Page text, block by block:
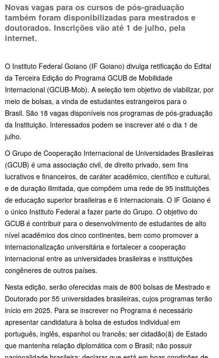
Novas vagas para os cursos de pós-graduação
também foram disponibilizadas para mestrados e
doutorados. Inscrições vão até 1 de julho, pela
internet.
O Instituto Federal Goiano (IF Goiano) divulga retificação do Edital
da Terceira Edição do Programa GCUB de Mobilidade
Internacional (GCUB-Mob). A seleção tem objetivo de viabilizar, por
meio de bolsas, a vinda de estudantes estrangeiros para o
Brasil. São 18 vagas disponíveis nos programas de pós-graduação
da Instituição. Interessados podem se inscrever até o dia 1 de
julho.
O Grupo de Cooperação Internacional de Universidades Brasileiras
(GCUB) é uma associação civil, de direito privado, sem fins
lucrativos e financeiros, de caráter acadêmico, científico e cultural,
e de duração ilimitada, que compõem uma rede de 95 instituições
de educação superior brasileiras e 6 internacionais. O IF Goiano é
o único Instituto Federal a fazer parte do Grupo. O objetivo do
GCUB é contribuir para o desenvolvimento de estudantes de alto
nível acadêmico dos cinco continentes, bem como promover a
internacionalização universitária e fortalecer a cooperação
internacional entre as universidades brasileiras e instituições
congêneres de outros países.
Nesta edição, serão oferecidas mais de 800 bolsas de Mestrado e
Doutorado por 55 universidades brasileiras, cujos programas terão
início em 2025. Para se inscrever no Programa é necessário
apresentar candidatura à bolsa de estudos individual em
português, inglês, espanhol ou francês; ser cidadão(ã) de Estado
que mantenha relação diplomática com o Brasil; não possuir